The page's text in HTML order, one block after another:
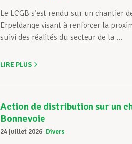
Le LCGB s’est rendu sur un chantier
Erpeldange visant à renforcer la
suivi des réalités du secteur de la ...
LIRE PLUS
Action de distribution sur un
Bonnevoie
24 juillet 2026 Divers